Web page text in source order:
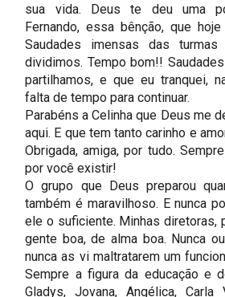
sua vida. Deus te deu uma
Fernando, essa bênção, que
Saudades imensas das
dividimos. Tempo bom!!
partilhamos, e que eu tranquei,
falta de tempo para continuar.
Parabéns a Celinha que Deus me
aqui. E que tem tanto carinho e
Obrigada, amiga, por tudo.
por você existir!
O grupo que Deus preparou
também é maravilhoso. E nunca
ele o suficiente. Minhas diretoras,
gente boa, de alma boa. Nunca
nunca as vi maltratarem um
Sempre a figura da educação e
Gladys, Jovana, Angélica, Carla